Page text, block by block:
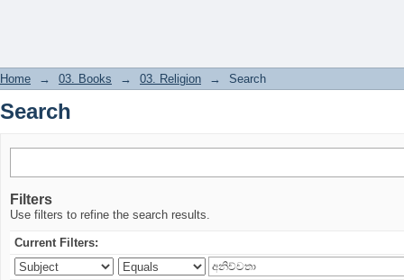
Home → 03. Books → 03. Religion → Search
Search
Filters
Use filters to refine the search results.
Current Filters: